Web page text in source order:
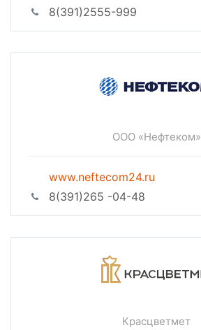
8(391)2555-999
ООО «Нефтеком»
www.neftecom24.ru
8(391)265 -04-48
Красцветмет